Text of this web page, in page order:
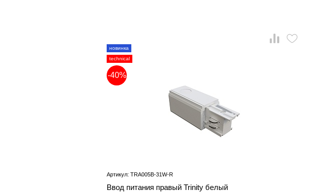
новинка
technical
-40%
Артикул: TRA005B-31W-R
Ввод питания правый Trinity белый